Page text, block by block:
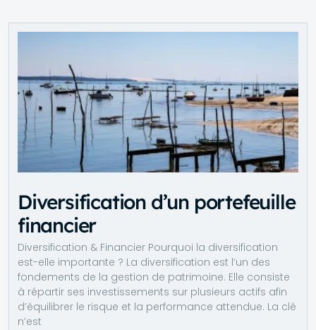
Diversification d’un portefeuille
financier
Diversification & Financier Pourquoi la diversification
est-elle importante ? La diversification est l’un des
fondements de la gestion de patrimoine. Elle consiste
à répartir ses investissements sur plusieurs actifs afin
d’équilibrer le risque et la performance attendue. La clé
n’est